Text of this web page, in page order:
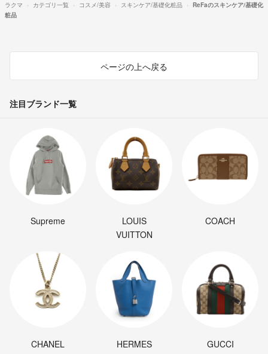
ラクマ
カテゴリ一覧 コスメ/美容 スキンケア/基礎化粧品
ReFaのスキンケア/基礎化
粧品
ページの上へ戻る
注目ブランド一覧
Supreme
LOUIS
VUITTON
COACH
CHANEL HERMES GUCCI